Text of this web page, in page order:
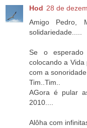
Hod 28 de
Amigo Pedro,
solidariedade.....
Se o esperado
colocando a Vida
com a
Tim..Tim..
AGora é pular
2010....
Alôha com